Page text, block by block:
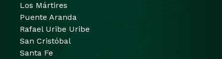
Los Mártires
Puente Aranda
Rafael Uribe Uribe
San Cristóbal
Santa Fe